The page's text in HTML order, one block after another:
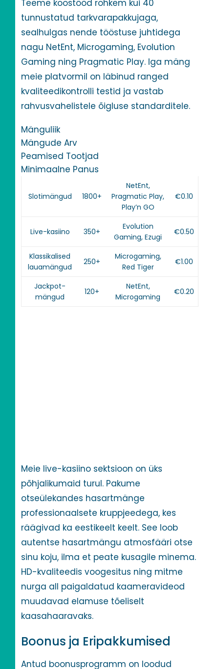
Teeme koostööd rohkem kui 40
tunnustatud tarkvarapakkujaga,
sealhulgas nende tööstuse juhtidega
nagu NetEnt, Microgaming, Evolution
Gaming ning Pragmatic Play. Iga mäng
meie platvormil on läbinud ranged
kvaliteedikontrolli testid ja vastab
rahvusvahelistele õigluse standarditele.
Mänguliik
Mängude Arv
Peamised Tootjad
Minimaalne Panus
Slotimängud 1800+
NetEnt,
Pragmatic Play,
Play’n GO
€0.10
Live-kasiino 350+
Evolution
Gaming, Ezugi
€0.50
Klassikalised
lauamängud
250+
Microgaming,
Red Tiger
€1.00
Jackpot-
mängud
120+
NetEnt,
Microgaming
€0.20
Meie live-kasiino sektsioon on üks
põhjalikumaid turul. Pakume
otseülekandes hasartmänge
professionaalsete kruppjeedega, kes
räägivad ka eestikeelt keelt. See loob
autentse hasartmängu atmosfääri otse
sinu koju, ilma et peate kusagile minema.
HD-kvaliteedis voogesitus ning mitme
nurga all paigaldatud kaameravideod
muudavad elamuse tõeliselt
kaasahaaravaks.
Boonus ja Eripakkumised
Antud boonusprogramm on loodud